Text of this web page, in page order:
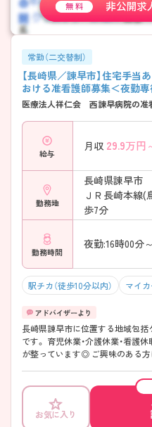
常勤（二交替制）
【長崎県／諫早市】住宅手
おける准看護師募集＜夜勤専
医療法人祥仁会 西諫早病院の准
給与
月収 29.9万円
勤務地
長崎県諫早市
ＪＲ長崎本線(
歩7分
勤務時間
夜勤:16時00分
駅チカ（徒歩10分以内） マイ
長崎県諫早市に位置する地域包
です。 育児休業・介護休業・看護
が整っています◎ ご興味のある
お気に入り